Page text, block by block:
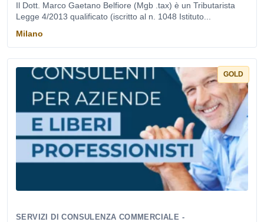
Il Dott. Marco Gaetano Belfiore (Mgb .tax) è un Tributarista
Legge 4/2013 qualificato (iscritto al n. 1048 Istituto...
Milano
GOLD
SERVIZI DI CONSULENZA COMMERCIALE -